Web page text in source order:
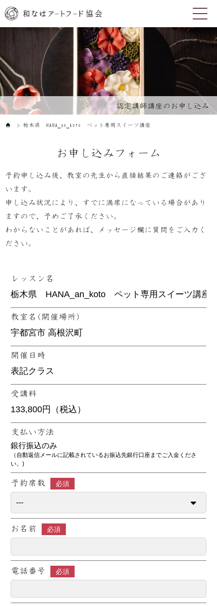
認定講師講座のお申し込み
＞ 栃木県 HANA_an_koto ペット専用スイーツ講座
お申し込みフォーム
予約申し込み後、教室の先生から直接結果のご連絡がござ
います。
申し込み状況により、すでに満席になっている場合があり
ますので、予めご了承ください。
わからないことがあれば、メッセージ欄に質問をご入力く
ださい。
レッスン名
教室名(開催場所)
開催日時
受講料
支払い方法
銀行振込のみ
（自動返信メールに記載されているお振込先銀行口座までご入金くださ
い。)
予約席数 必須
お名前 必須
電話番号 必須